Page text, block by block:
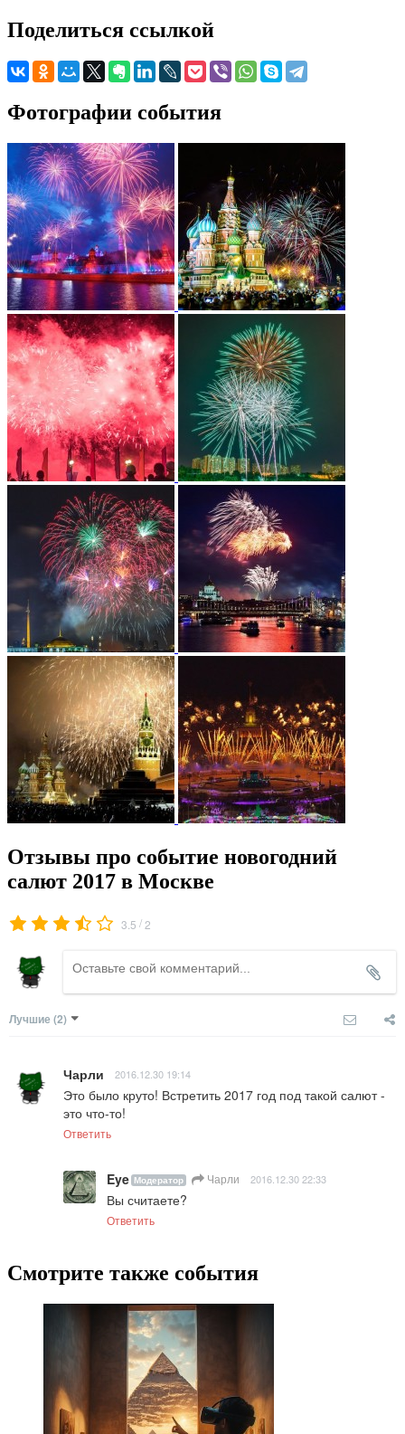
Поделиться ссылкой
Фотографии события
Отзывы про событие новогодний
салют 2017 в Москве
3.5 /2
Лучшие (2)
Чарли 2016.12.30 19:14
Это было круто! Встретить 2017 год под такой салют -
это что-то!
Ответить
Eye Модератор Чарли 2016.12.30 22:33
Вы считаете?
Ответить
Смотрите также события